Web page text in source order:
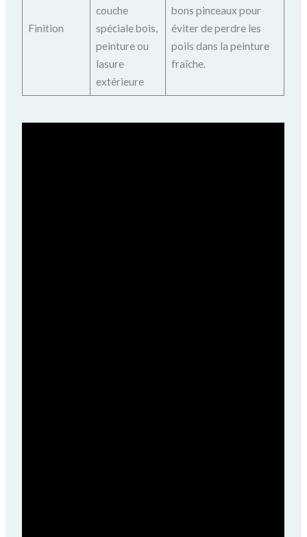
Finition
couche
spéciale bois,
peinture ou
lasure
extérieure
bons pinceaux pour
éviter de perdre les
poils dans la peinture
fraîche.